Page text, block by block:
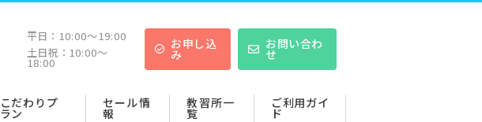
平日： 10:00〜19:00
土日祝： 10:00〜
18:00
お申し込
み
お問い合わ
せ
こだわりプ
ラン
セール情
報
教習所一
覧
ご利用ガイ
ド